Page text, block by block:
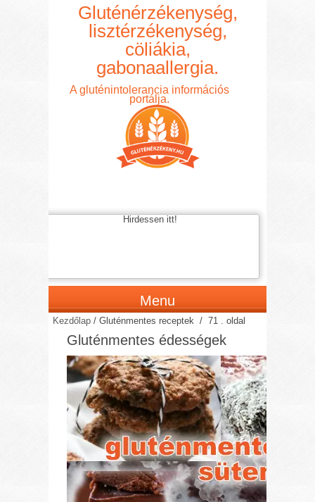
Gluténérzékenység,
lisztérzékenység,
cöliákia,
gabonaallergia.
A gluténintolerancia információs
portálja.
Hirdessen itt!
Menu
Kezdőlap /Gluténmentes receptek / 71 . oldal
Gluténmentes édességek